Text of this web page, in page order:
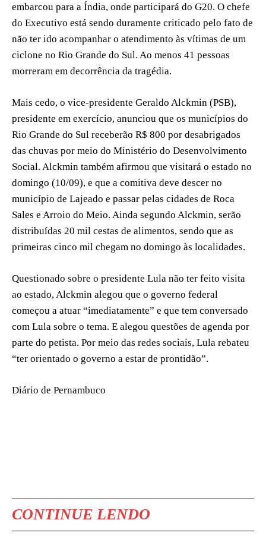
embarcou para a Índia, onde participará do G20. O chefe
do Executivo está sendo duramente criticado pelo fato de
não ter ido acompanhar o atendimento às vítimas de um
ciclone no Rio Grande do Sul. Ao menos 41 pessoas
morreram em decorrência da tragédia.
Mais cedo, o vice-presidente Geraldo Alckmin (PSB),
presidente em exercício, anunciou que os municípios do
Rio Grande do Sul receberão R$ 800 por desabrigados
das chuvas por meio do Ministério do Desenvolvimento
Social. Alckmin também afirmou que visitará o estado no
domingo (10/09), e que a comitiva deve descer no
município de Lajeado e passar pelas cidades de Roca
Sales e Arroio do Meio. Ainda segundo Alckmin, serão
distribuídas 20 mil cestas de alimentos, sendo que as
primeiras cinco mil chegam no domingo às localidades.
Questionado sobre o presidente Lula não ter feito visita
ao estado, Alckmin alegou que o governo federal
começou a atuar “imediatamente” e que tem conversado
com Lula sobre o tema. E alegou questões de agenda por
parte do petista. Por meio das redes sociais, Lula rebateu
“ter orientado o governo a estar de prontidão”.
Diário de Pernambuco
CONTINUE LENDO